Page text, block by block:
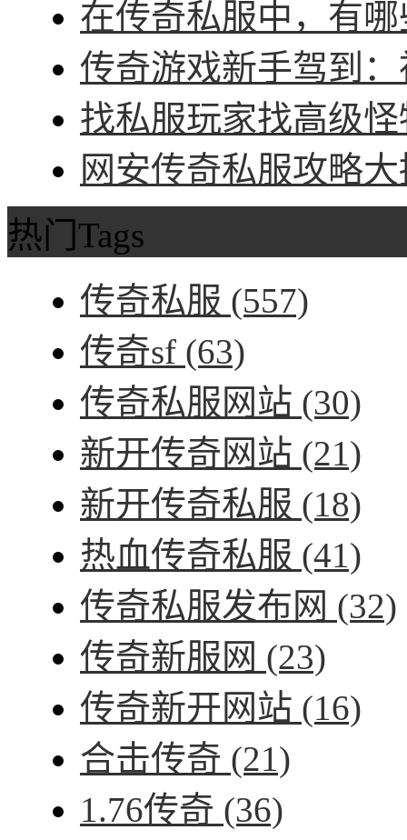
在传奇私服中，有
传奇游戏新手驾到
找私服玩家找高级
网安传奇私服攻略
热门Tags
传奇私服 (557)
传奇sf (63)
传奇私服网站 (30)
新开传奇网站 (21)
新开传奇私服 (18)
热血传奇私服 (41)
传奇私服发布网 (32)
传奇新服网 (23)
传奇新开网站 (16)
合击传奇 (21)
1.76传奇 (36)